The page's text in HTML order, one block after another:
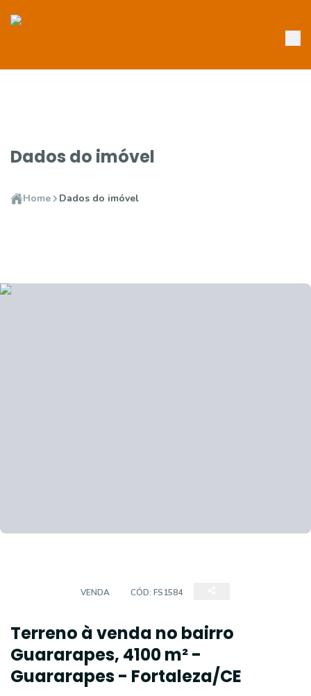
Dados do imóvel
Home Dados do imóvel
VENDA CÓD: FS1584
Terreno à venda no bairro
Guararapes, 4100 m² -
Guararapes - Fortaleza/CE